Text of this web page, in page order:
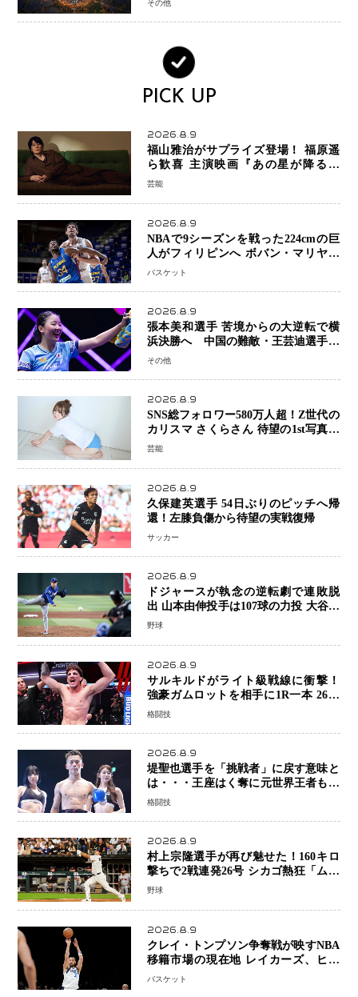
その他
PICK UP
2026.8.9
福山雅治がサプライズ登場！ 福原遥
ら歓喜 主演映画『あの星が降る丘
で、君とまた出会いたい。』舞台あい
芸能
2026.8.9
NBAで9シーズンを戦った224cmの巨
人がフィリピンへ ボバン・マリヤノ
ビッチ ジョーンズカップで新たな挑
バスケット
2026.8.9
張本美和選手 苦境からの大逆転で横
浜決勝へ 中国の難敵・王芸迪選手を
撃破「ここからまた行くぞ」兄・智和
その他
2026.8.9
SNS総フォロワー580万人超！Z世代の
カリスマ さくらさん 待望の1st写真集
が11月5日発売決定 沖縄で“今しか残
芸能
2026.8.9
久保建英選手 54日ぶりのピッチへ帰
還！左膝負傷から待望の実戦復帰
サッカー
2026.8.9
ドジャースが執念の逆転劇で連敗脱
出 山本由伸投手は107球の力投 大谷翔
平選手が延長10回に勝利を呼び込む一
野球
2026.8.9
サルキルドがライト級戦線に衝撃！
強豪ガムロットを相手に1R一本 26歳
の豪州の新星が「トップ戦線」へ名乗
格闘技
2026.8.9
堤聖也選手を「挑戦者」に戻す意味と
は・・・王座はく奪に元世界王者も疑
問符 見たいのは井上拓真選手、那須
格闘技
2026.8.9
村上宗隆選手が再び魅せた！160キロ
撃ちで2戦連発26号 シカゴ熱狂「ムネ
はスターだ」米ファンの人気も急上昇
野球
2026.8.9
クレイ・トンプソン争奪戦が映すNBA
移籍市場の現在地 レイカーズ、ヒー
トが注目する36歳の名シューターをマ
バスケット